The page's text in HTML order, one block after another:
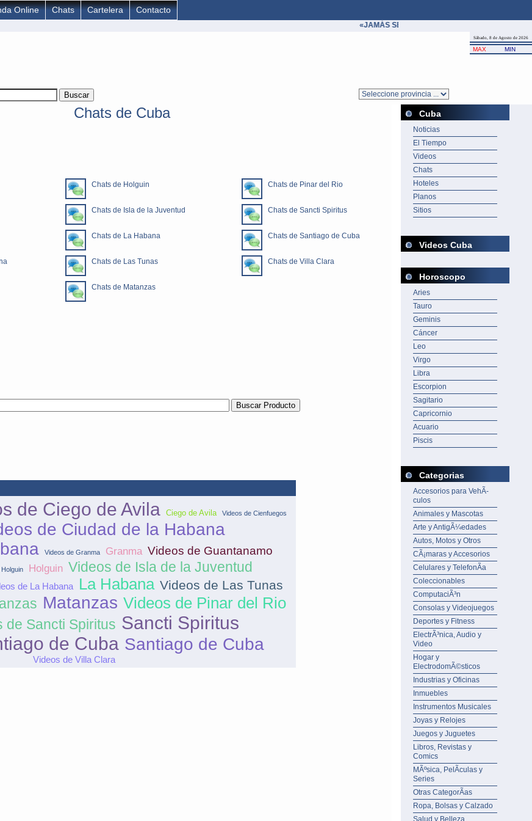
Online Chats Cartelera Contacto
«JAMÁS SE ABATE A UN ÍDOLO SINO EN
Sábado, 8 de Agosto de 2026
MAX MIN
Chats de Cuba
Chats de Holguin
Chats de Isla de la Juventud
Chats de La Habana
Chats de Las Tunas
Chats de Matanzas
Chats de Pinar del Rio
Chats de Sancti Spiritus
Chats de Santiago de Cuba
Chats de Villa Clara
de Ciego de Avila Ciego de Avila Videos de Cienfuegos
de Ciudad de la Habana
Videos de Granma Granma Videos de Guantanamo
Holguin Videos de Isla de la Juventud
de La Habana La Habana Videos de Las Tunas
Matanzas Videos de Pinar del Rio
de Sancti Spiritus Sancti Spiritus
de Cuba Santiago de Cuba
Videos de Villa Clara
Cuba
Noticias
El Tiempo
Videos
Chats
Hoteles
Planos
Sitios
Videos Cuba
Horoscopo
Aries
Tauro
Geminis
Cáncer
Leo
Virgo
Libra
Escorpion
Sagitario
Capricornio
Acuario
Piscis
Categorias
Accesorios para VehÃ­
culos
Animales y Mascotas
Arte y AntigÃ¼edades
Autos, Motos y Otros
CÃ¡maras y Accesorios
Celulares y TelefonÃ­a
Coleccionables
ComputaciÃ³n
Consolas y Videojuegos
Deportes y Fitness
ElectrÃ³nica, Audio y
Video
Hogar y
ElectrodomÃ©sticos
Industrias y Oficinas
Inmuebles
Instrumentos Musicales
Joyas y Relojes
Juegos y Juguetes
Libros, Revistas y
Comics
MÃºsica, PelÃ­culas y
Series
Otras CategorÃ­as
Ropa, Bolsas y Calzado
Salud y Belleza